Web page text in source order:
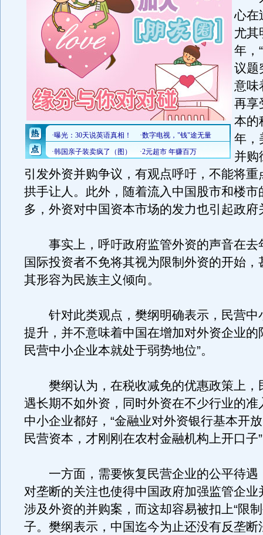
心在
尤其
年，
议题
意味
再享
本的
年，
并购
引发外资并购争议，有观点呼吁，不能将重
拱手让人。此外，随着流入中国股市和楼市
多，外资对中国资本市场的发力也引起政府
事实上，呼吁政府监管外资的声音在去
国际投资者不免将其视为限制外资的开始，
其形容为民族主义倾向。
针对此类观点，樊纲明确表示，民营中
提升，并不意味着中国在增加对外资企业的
民营中小企业本就处于弱势地位”。
樊纲认为，在税收减免的优惠政策上，
遇长期不如外资，同时外资在不少行业的准
中小企业都好，“金融业对外资银行基本开
民营资本，才刚刚在农村金融机构上开口子
一方面，需要恢复民营企业的公平待遇
对垄断的关注也使得中国政府加强监管企业
涉及外资的并购案，而这却容易被扣上“限
子。樊纲表示，中国迄今为止还没有反垄断